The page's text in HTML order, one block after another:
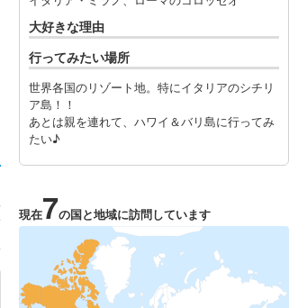
大好きな理由
行ってみたい場所
世界各国のリゾート地。特にイタリアのシチリ
ア島！！
あとは親を連れて、ハワイ＆バリ島に行ってみ
たい♪
現在7の国と地域に訪問しています